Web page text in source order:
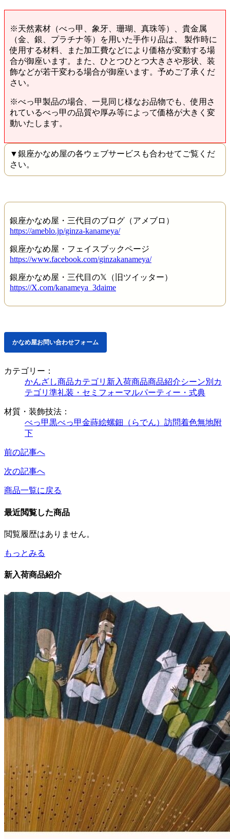
※天然素材（べっ甲、象牙、珊瑚、真珠等）、貴金属
（金、銀、プラチナ等）を用いた手作り品は、 製作時に
使用する材料、また加工費などにより価格が変動する場
合が御座います。また、ひとつひとつ大きさや形状、装
飾などが若干変わる場合が御座います。予めご了承くだ
さい。
※べっ甲製品の場合、一見同じ様なお品物でも、使用さ
れているべっ甲の品質や厚み等によって価格が大きく変
動いたします。
▼銀座かなめ屋の各ウェブサービスも合わせてご覧くだ
さい。
銀座かなめ屋・三代目のブログ（アメブロ）
https://ameblo.jp/ginza-kanameya/
銀座かなめ屋・フェイスブックページ
https://www.facebook.com/ginzakanameya/
銀座かなめ屋・三代目の𝕏（旧ツイッター）
https://X.com/kanameya_3daime
かなめ屋お問い合わせフォーム
カテゴリー：
かんざし商品カテゴリ 新入荷商品商品紹介シーン別カ
テゴリ 準礼装・セミフォーマルパーティー・式典
材質・装飾技法：
べっ甲黒べっ甲金蒔絵螺鈿（らでん） 訪問着色無地附
下
前の記事へ
次の記事へ
商品一覧に戻る
最近閲覧した商品
閲覧履歴はありません。
もっとみる
新入荷商品紹介